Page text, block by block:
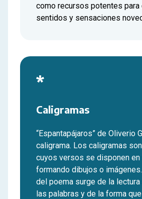
como recursos potentes para
sentidos y sensaciones
*
Caligramas
“Espantapájaros” de Oliverio
caligrama. Los caligramas
cuyos versos se disponen
formando dibujos o
del poema surge de la lectura
las palabras y de la forma que